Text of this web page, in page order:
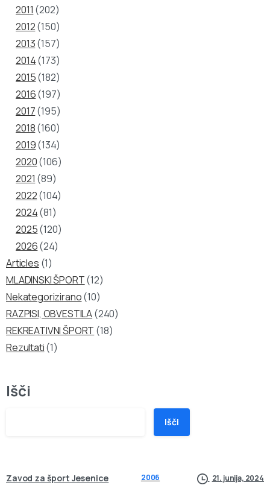
2011 (202)
2012(150)
2013(157)
2014(173)
2015(182)
2016(197)
2017(195)
2018(160)
2019(134)
2020(106)
2021 (89)
2022(104)
2024(81)
2025(120)
2026(24)
Articles (1)
MLADINSKI ŠPORT(12)
Nekategorizirano(10)
RAZPISI, OBVESTILA(240)
REKREATIVNI ŠPORT (18)
Rezultati(1)
Išči
Išči
Zavod za šport Jesenice 2006 21. junija, 2024